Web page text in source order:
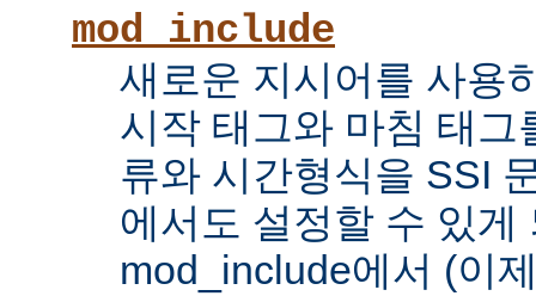
mod_include
새로운 지시어를 사용
시작 태그와 마침 태그
류와 시간형식을 SSI
에서도 설정할 수 있게
mod_include에서 (이